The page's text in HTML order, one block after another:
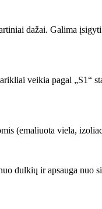
dažai. Galima
veikia pagal
(emaliuota viela,
dulkių ir apsauga